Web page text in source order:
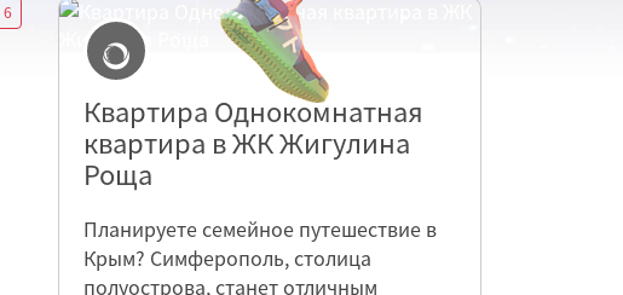
6
Квартира Однокомнатная
квартира в ЖК Жигулина
Роща
Планируете семейное путешествие в
Крым? Симферополь, столица
полуострова, станет отличным